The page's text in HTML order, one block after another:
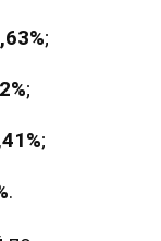
;
;
;
.